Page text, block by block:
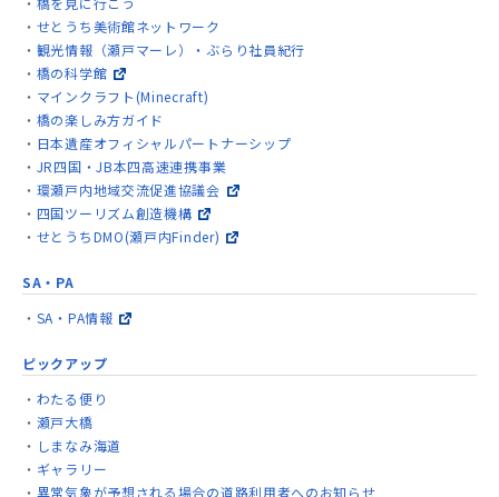
せとうち美術館ネットワーク
観光情報（瀬戸マーレ）・ぶらり社員紀行
橋の科学館
マインクラフト(Minecraft)
橋の楽しみ方ガイド
日本遺産オフィシャルパートナーシップ
JR四国・JB本四高速連携事業
環瀬戸内地域交流促進協議会
四国ツーリズム創造機構
せとうちDMO(瀬戸内Finder)
SA・PA
SA・PA情報
ピックアップ
わたる便り
瀬戸大橋
しまなみ海道
ギャラリー
異常気象が予想される場合の道路利用者へのお知らせ